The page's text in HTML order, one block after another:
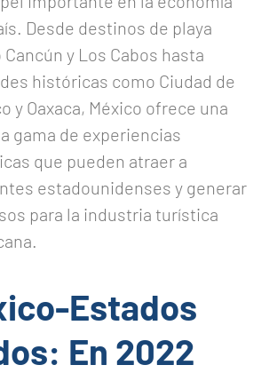
Desde destinos de playa
y Los Cabos hasta
históricas como Ciudad de
y Oaxaca, México ofrece una
gama de experiencias
que pueden atraer a
estadounidenses y generar
para la industria turística
Estados
En 2022